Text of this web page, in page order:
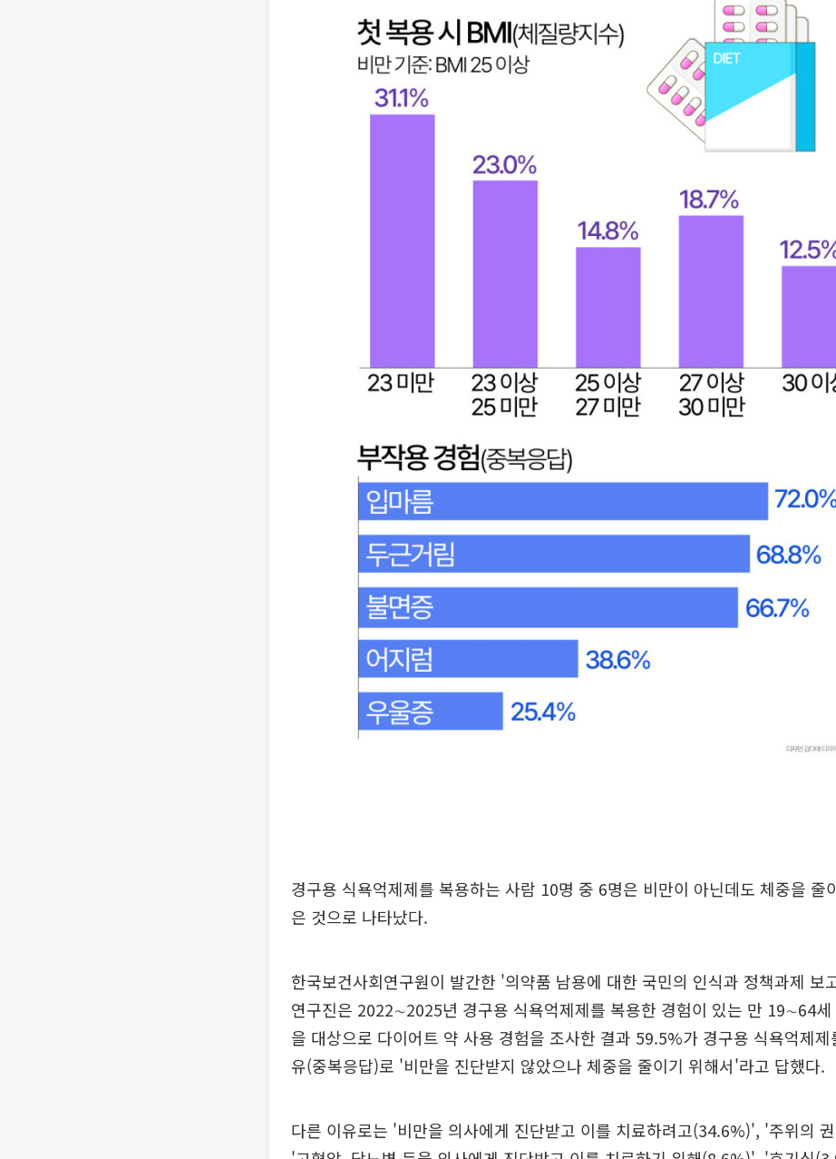
경구용 식욕억제제를 복용하는 사람 10명 중 6명은 비만이 아닌데도 체중을 줄
은 것으로 나타났다.
한국보건사회연구원이 발간한 '의약품 남용에 대한 국민의 인식과 정책과제 보
연구진은 2022∼2025년 경구용 식욕억제제를 복용한 경험이 있는 만 19∼64세
을 대상으로 다이어트 약 사용 경험을 조사한 결과 59.5%가 경구용 식욕억제제
유(중복응답)로 '비만을 진단받지 않았으나 체중을 줄이기 위해서'라고 답했다.
다른 이유로는 '비만을 의사에게 진단받고 이를 치료하려고(34.6%)', '주위의